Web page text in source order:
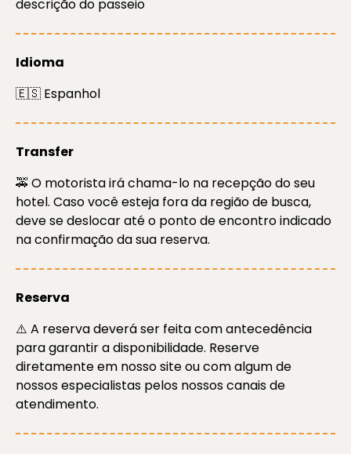
descrição do passeio
Idioma
🇪🇸 Espanhol
Transfer
🚕 O motorista irá chama-lo na recepção do seu
hotel. Caso você esteja fora da região de busca,
deve se deslocar até o ponto de encontro indicado
na confirmação da sua reserva.
Reserva
⚠️ A reserva deverá ser feita com antecedência
para garantir a disponibilidade. Reserve
diretamente em nosso site ou com algum de
nossos especialistas pelos nossos canais de
atendimento.